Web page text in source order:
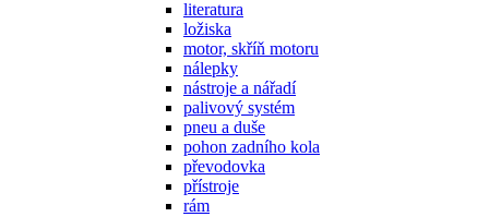
literatura
ložiska
motor, skříň motoru
nálepky
nástroje a nářadí
palivový systém
pneu a duše
pohon zadního kola
převodovka
přístroje
rám